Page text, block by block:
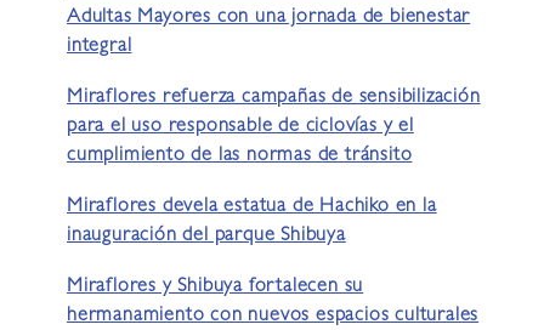
Adultas Mayores con una jornada de bienestar
integral
Miraflores refuerza campañas de sensibilización
para el uso responsable de ciclovías y el
cumplimiento de las normas de tránsito
Miraflores devela estatua de Hachiko en la
inauguración del parque Shibuya
Miraflores y Shibuya fortalecen su
hermanamiento con nuevos espacios culturales